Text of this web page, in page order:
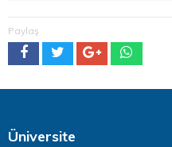
Paylaş
Üniversite